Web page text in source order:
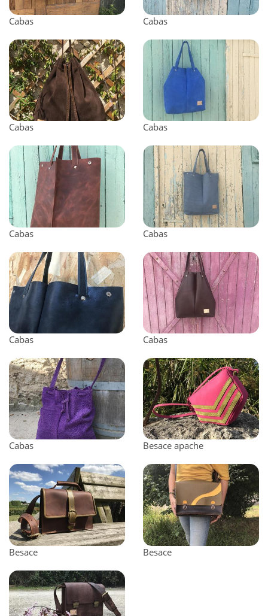
Cabas Cabas
Cabas Cabas
Cabas Cabas
Cabas Cabas
Cabas Besace apache
Besace Besace